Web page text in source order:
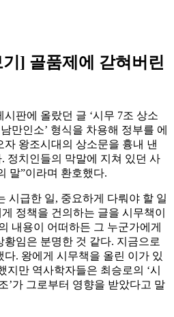
] 골품제에 갇혀버린
판에 올랐던 글 ‘시무 7조 상소
만인소’ 형식을 차용해 정부를 에
왕조시대의 상소문을 흉내 낸
정치인들의 막말에 지쳐 있던 사
말”이라며 환호했다.
시급한 일, 중요하게 다뤄야 할 일
정책을 건의하는 글을 시무책이
내용이 어떠하든 그 누군가에게
임은 분명한 것 같다. 지금으로
다. 왕에게 시무책을 올린 이가 있
지만 역사학자들은 최승로의 ‘시
’가 그로부터 영향을 받았다고 말